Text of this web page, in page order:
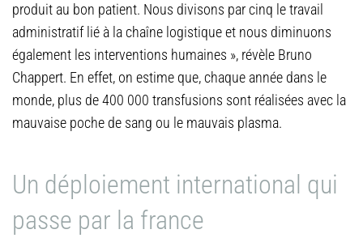
produit au bon patient. Nous divisons par cinq le travail
administratif lié à la chaîne logistique et nous diminuons
également les interventions humaines », révèle Bruno
Chappert. En effet, on estime que, chaque année dans le
monde, plus de 400 000 transfusions sont réalisées avec la
mauvaise poche de sang ou le mauvais plasma.
Un déploiement international qui
passe par la france